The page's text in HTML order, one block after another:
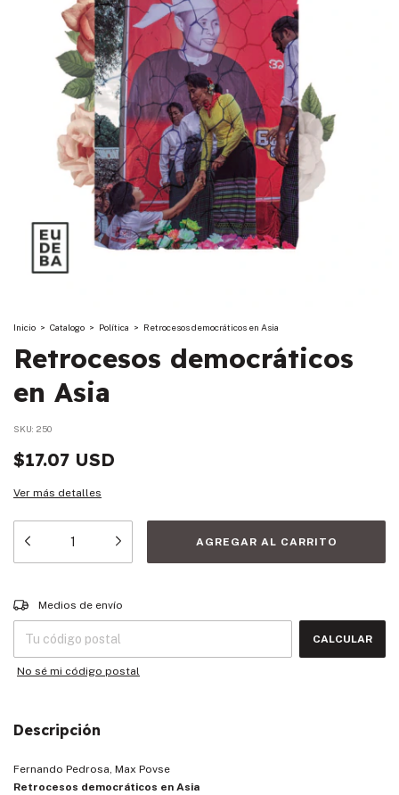
Inicio > Catalogo > Política > Retrocesos democráticos en Asia
Retrocesos democráticos
en Asia
SKU: 250
$17.07 USD
Ver más detalles
Entregas para el CP:
Medios de envío
CALCULAR
No sé mi código postal
Descripción
Fernando Pedrosa, Max Povse
Retrocesos democráticos en Asia